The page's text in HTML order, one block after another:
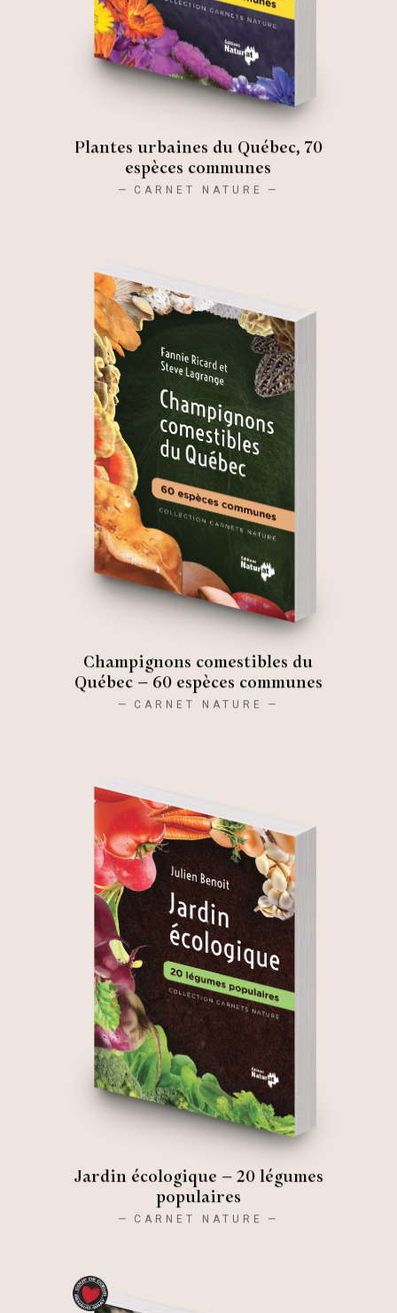
Plantes urbaines du Québec, 70
espèces communes
CARNET NATURE
Champignons comestibles du
Québec – 60 espèces communes
CARNET NATURE
Jardin écologique – 20 légumes
populaires
CARNET NATURE